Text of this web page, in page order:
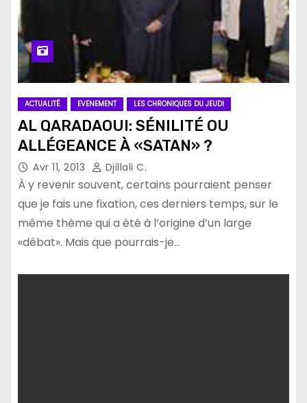
ACTUALITÉ EVENEMENT LES CHRONIQUES DU JEUDI
AL QARADAOUI: SÉNILITÉ OU
ALLÉGEANCE À «SATAN» ?
Avr 11, 2013 Djillali C.
À y revenir souvent, certains pourraient penser
que je fais une fixation, ces derniers temps, sur le
même thème qui a été à l’origine d’un large
«débat». Mais que pourrais-je…